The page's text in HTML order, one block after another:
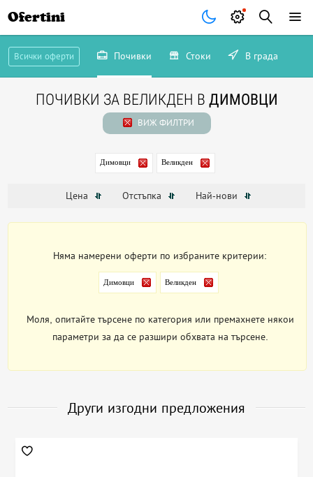
Ofertini
Всички оферти Почивки Стоки В града
ПОЧИВКИ ЗА ВЕЛИКДЕН В ДИМОВЦИ
ВИЖ ФИЛТРИ
Димовци Великден
Цена Отстъпка Най-нови
Няма намерени оферти по избраните критерии:
Димовци Великден
Моля, опитайте търсене по категория или премахнете някои
параметри за да се разшири обхвата на търсене.
Други изгодни предложения